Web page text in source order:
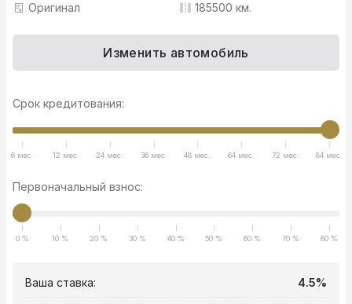
Оригинал
185500 км.
Изменить автомобиль
Срок кредитования:
6 мес. 12 мес. 24 мес. 36 мес. 48 мес. 64 мес. 72 мес. 84 мес.
Первоначальный взнос:
0 % 10 % 20 % 30 % 40 % 50 % 60 % 70 % 80 %
Ваша ставка: 4.5%